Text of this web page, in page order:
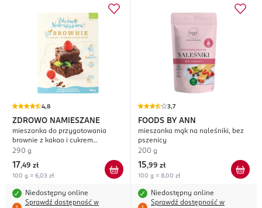
4,8
ZDROWO NAMIESZANE
mieszanka do przygotowania
brownie z kakao i cukrem
kokosowym
290 g
17,49 zł
100 g = 6,03 zł
Niedostępny online
Sprawdź dostępność w
3,7
FOODS BY ANN
mieszanka mąk na naleśniki, bez
pszenicy
200 g
15,99 zł
100 g = 8,00 zł
Niedostępny online
Sprawdź dostępność w